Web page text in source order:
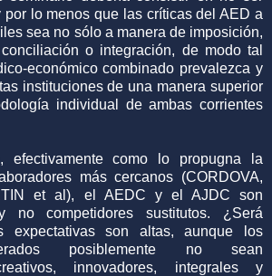
por lo menos que las críticas del AED a
sea no sólo a manera de imposición,
o integración, de modo tal
económico combinado prevalezca y
instituciones de una manera superior
individual de ambas corrientes
efectivamente como lo propugna la
más cercanos (CORDOVA,
et al), el AEDC y el AJDC son
no competidores sustitutos. ¿Será
expectativas son altas, aunque los
posiblemente no sean
innovadores, integrales y